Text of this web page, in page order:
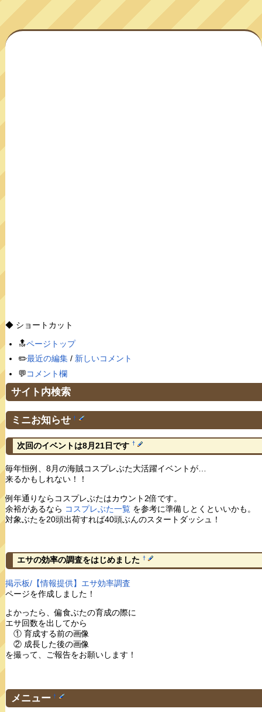
◆ ショートカット
🔝ページトップ
✏️最近の編集/ 新しいコメント
💬コメント欄
サイト内検索
ミニお知らせ †
次回のイベントは8月21日です †
毎年恒例、8月の海賊コスプレぶた大活躍イベントが…
来るかもしれない！！
例年通りならコスプレぶたはカウント2倍です。
余裕があるなら コスプレぶた一覧を参考に準備しとくといいかも。
対象ぶたを20頭出荷すれば40頭ぶんのスタートダッシュ！
エサの効率の調査をはじめました †
掲示板/【情報提供】エサ効率調査
ページを作成しました！
よかったら、偏食ぶたの育成の際に
エサ回数を出してから
① 育成する前の画像
② 成長した後の画像
を撮って、ご報告をお願いします！
メニュー †